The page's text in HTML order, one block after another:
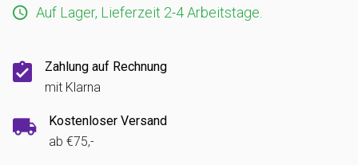
Auf Lager, Lieferzeit 2-4 Arbeitstage.
Zahlung auf Rechnung
mit Klarna
Kostenloser Versand
ab €75,-